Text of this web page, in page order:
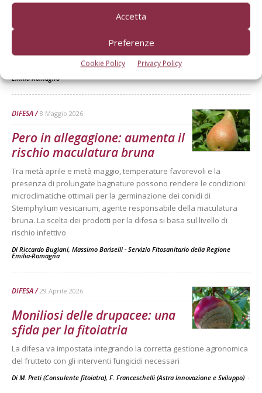
Accetta
Preferenze
Cookie Policy Privacy Policy
L’antracnosi viene favorita da un andamento climatico caldo-umido
e da uno scarso arieggiamento della pianta. La difesa fa ricorso
principalmente all'adozione di misure agronomiche virtuose come
la scelta di varietà tolleranti, l’arieggiamento della chioma e la
riduzione dell’inoculo primario
Emilia-Romagna
DIFESA 8 Maggio 2026
Pero in allegagione: aumenta il
rischio maculatura bruna
Tra metà aprile e metà maggio, temperature favorevoli e la
presenza di prolungate bagnature possono rendere le condizioni
microclimatiche ottimali per la germinazione dei conidi di
Stemphylium vesicarium, agente responsabile della maculatura
bruna. La scelta dei prodotti per la difesa si basa sul livello di
rischio infettivo
Di Riccardo Bugiani, Massimo Bariselli - Servizio Fitosanitario della Regione
Emilia-Romagna
DIFESA 29 Aprile 2026
Moniliosi delle drupacee: una
sfida per la fitoiatria
La difesa va impostata integrando la corretta gestione agronomica
del frutteto con gli interventi fungicidi necessari
Di M. Preti (Consulente fitoiatra), F. Franceschelli (Astra Innovazione e Sviluppo) -